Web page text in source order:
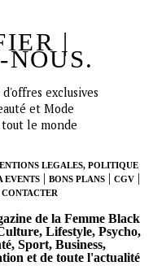
|
NOUS.
exclusives
et Mode
tout le monde
LEGALES, POLITIQUE
EVENTS| BONS PLANS| CGV|
CONTACTER
de la Femme Black
Lifestyle, Psycho,
Sport, Business,
et de toute l'actualité